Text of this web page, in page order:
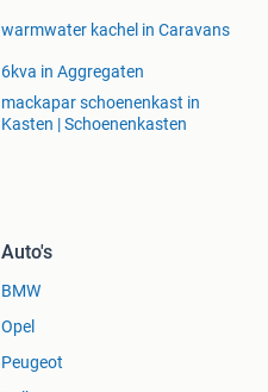
warmwater kachel in Caravans
6kva in Aggregaten
mackapar schoenenkast in
Kasten | Schoenenkasten
Auto's
BMW
Opel
Peugeot